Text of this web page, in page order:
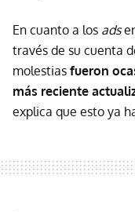
En cuanto a los ads
través de su cuenta
molestias fueron
más reciente
explica que esto ya